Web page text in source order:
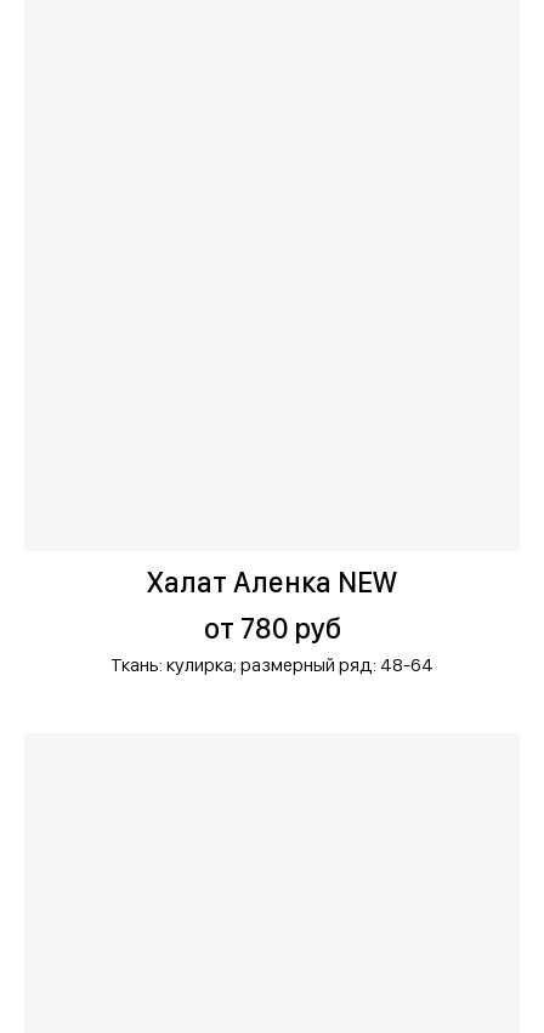
Халат Аленка NEW
от 780 руб
Ткань: кулирка; размерный ряд: 48-64